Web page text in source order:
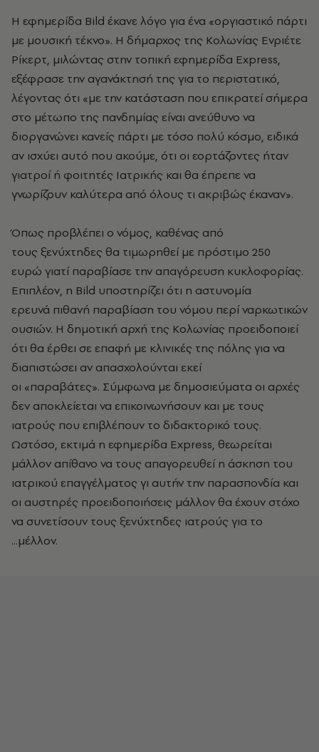
Η εφημερίδα Bild έκανε λόγο για ένα «οργιαστικό πάρτι
με μουσική τέκνο». Η δήμαρχος της Κολωνίας Ενριέτε
Ρίκερτ, μιλώντας στην τοπική εφημερίδα Express,
εξέφρασε την αγανάκτησή της για το περιστατικό,
λέγοντας ότι «με την κατάσταση που επικρατεί σήμερα
στο μέτωπο της πανδημίας είναι ανεύθυνο να
διοργανώνει κανείς πάρτι με τόσο πολύ κόσμο, ειδικά
αν ισχύει αυτό που ακούμε, ότι οι εορτάζοντες ήταν
γιατροί ή φοιτητές Ιατρικής και θα έπρεπε να
γνωρίζουν καλύτερα από όλους τι ακριβώς έκαναν».
Όπως προβλέπει ο νόμος, καθένας από
τους ξενύχτηδες θα τιμωρηθεί με πρόστιμο 250
ευρώ γιατί παραβίασε την απαγόρευση κυκλοφορίας.
Επιπλέον, η Bild υποστηρίζει ότι η αστυνομία
ερευνά πιθανή παραβίαση του νόμου περί ναρκωτικών
ουσιών. Η δημοτική αρχή της Κολωνίας προειδοποιεί
ότι θα έρθει σε επαφή με κλινικές της πόλης για να
διαπιστώσει αν απασχολούνται εκεί
οι «παραβάτες». Σύμφωνα με δημοσιεύματα οι αρχές
δεν αποκλείεται να επικοινωνήσουν και με τους
ιατρούς που επιβλέπουν το διδακτορικό τους.
Ωστόσο, εκτιμά η εφημερίδα Express, θεωρείται
μάλλον απίθανο να τους απαγορευθεί η άσκηση του
ιατρικού επαγγέλματος γι αυτήν την παρασπονδία και
οι αυστηρές προειδοποιήσεις μάλλον θα έχουν στόχο
να συνετίσουν τους ξενύχτηδες ιατρούς για το
...μέλλον.